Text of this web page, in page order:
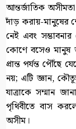
আন্তর্জাতিক
দাঁড় করায়-মানুষের
নেই এবং
কোণে বসেও মানুষ
প্রান্ত পর্যন্ত
নয়; এটি জ্ঞান,
যাত্রাকে সম্মান
পৃথিবীতে বাস
অসীম।